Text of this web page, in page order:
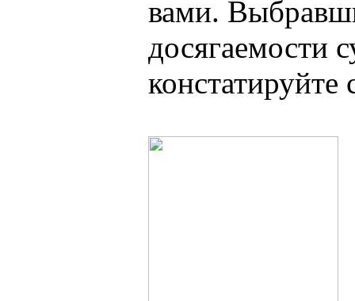
вами.
досягаемости
констатируйте